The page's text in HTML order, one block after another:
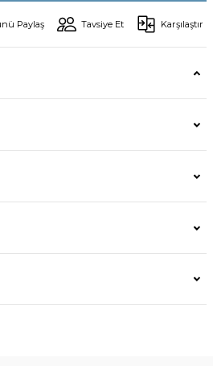
Paylaş Tavsiye Et Karşılaştır